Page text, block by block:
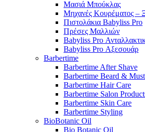
Μασιά Μπούκλας
Μηχανές Κουρέματος –
Πιστολάκια Babyliss Pro
Πρέσες Μαλλιών
Babyliss Pro
Babyliss Pro Αξεσουάρ
Barbertime
Barbertime After Shave
Barbertime Beard &
Barbertime Hair Care
Barbertime Salon
Barbertime Skin Care
Barbertime Styling
BioBotanic Oil
Bio Botanic Oil